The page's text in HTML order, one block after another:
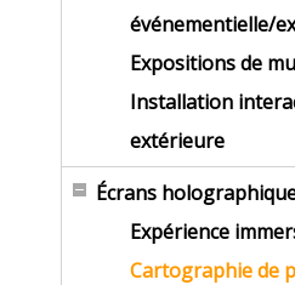
événementielle/
Expositions de
Installation
extérieure
Écrans
Expérience
Cartographie de